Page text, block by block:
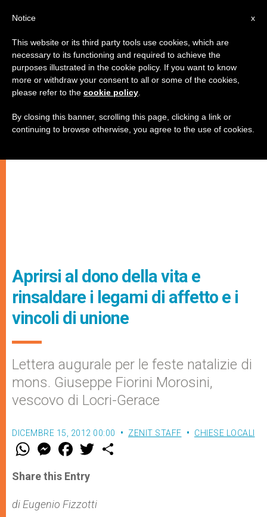
Aprirsi al dono della vita e
rinsaldare i legami di affetto e i
vincoli di unione
Lettera augurale per le feste natalizie di
mons. Giuseppe Fiorini Morosini,
vescovo di Locri-Gerace
DICEMBRE 15, 2012 00:00 ZENIT STAFF CHIESE LOCALI
W
t
s
p
p
M
e
s
e
g
e
F
a
e
b
o
k
w
r
Share this Entry
di Eugenio Fizzotti
x
Notice
This website or its third party tools use cookies, which are
necessary to its functioning and required to achieve the
purposes illustrated in the cookie policy. If you want to know
more or withdraw your consent to all or some of the cookies,
please refer to the cookie policy
By closing this banner, scrolling this page, clicking a link or
continuing to browse otherwise, you agree to the use of cookies.